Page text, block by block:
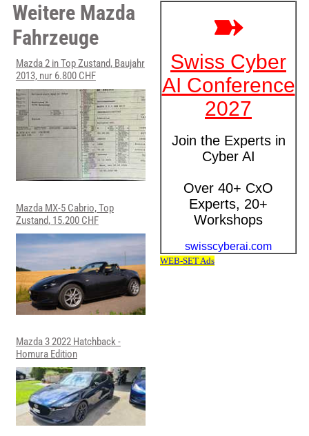
Weitere Mazda
Fahrzeuge
Mazda 2 in Top Zustand, Baujahr
2013, nur 6.800 CHF
Mazda MX-5 Cabrio, Top
Zustand, 15.200 CHF
Mazda 3 2022 Hatchback -
Homura Edition